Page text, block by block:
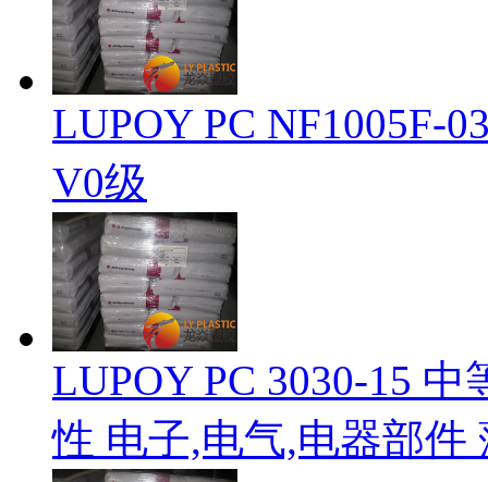
LUPOY PC NF1005F-
V0级
LUPOY PC 3030-15
性 电子,电气,电器部件